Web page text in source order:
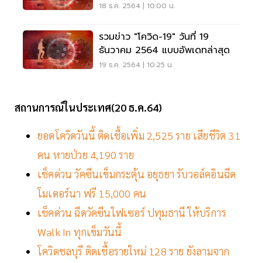
18 ธ.ค. 2564 | 10:00 น.
รวมข่าว "โควิด-19" วันที่ 19
ธันวาคม 2564 แบบอัพเดทล่าสุด
19 ธ.ค. 2564 | 10:25 น.
สถานการณ์ในประเทศ(20 ธ.ค.64)
ยอดโควิดวันนี้ ติดเชื้อเพิ่ม 2,525 ราย เสียชีวิต 31
คน หายป่วย 4,190 ราย
เช็คด่วน วัคซีนเข็มกระตุ้น อยุธยา รับวอล์คอินฉีด
โมเดอร์นา ฟรี 15,000 คน
เช็คด่วน ฉีดวัคซีนไฟเซอร์ ปทุมธานี ให้บริการ
Walk In ทุกเข็มวันนี้
โควิดชลบุรี ติดเชื้อรายใหม่ 128 ราย ยังลามจาก